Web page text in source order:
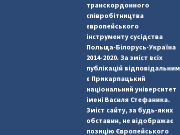
транскордонного
співробітництва
європейського
інструменту сусідства
Польща-Білорусь-Україна
2014-2020. За зміст всіх
публікацій відповідальним
є Прикарпацький
національний університет
імені Василя Стефаника.
Зміст сайту, за будь-яких
обставин, не відображає
позицію Європейського